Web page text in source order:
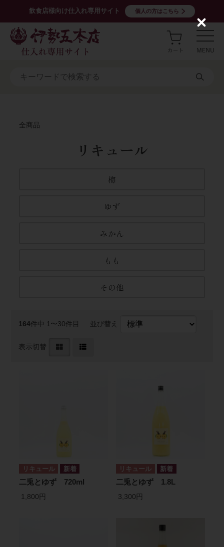
飲食店様向け仕入れ専用サイト 個人の方はこちら
全商品
リキュール
梅
ゆず
みかん
もも
その他
164件中 1〜30件目 並び替え
表示切替
リキュール
二兎とゆず 720ml
1,800円
リキュール
二兎とゆず 1.8L
3,300円
C
l
s